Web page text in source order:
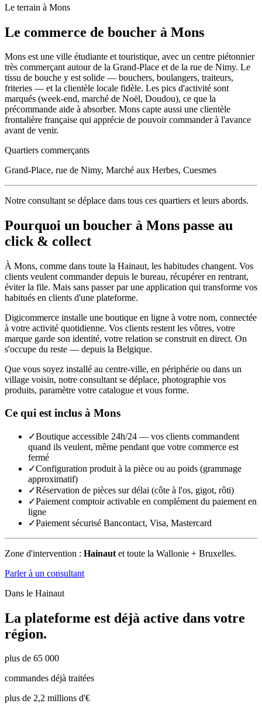
Le terrain à Mons
Le commerce de boucher à Mons
Mons est une ville étudiante et touristique, avec un centre piétonnier
très commerçant autour de la Grand-Place et de la rue de Nimy. Le
tissu de bouche y est solide — bouchers, boulangers, traiteurs,
friteries — et la clientèle locale fidèle. Les pics d'activité sont
marqués (week-end, marché de Noël, Doudou), ce que la
précommande aide à absorber. Mons capte aussi une clientèle
frontalière française qui apprécie de pouvoir commander à l'avance
avant de venir.
Quartiers commerçants
Grand-Place, rue de Nimy, Marché aux Herbes, Cuesmes
Notre consultant se déplace dans tous ces quartiers et leurs abords.
Pourquoi un boucher à Mons passe au
click & collect
À Mons, comme dans toute la Hainaut, les habitudes changent. Vos
clients veulent commander depuis le bureau, récupérer en rentrant,
éviter la file. Mais sans passer par une application qui transforme vos
habitués en clients d'une plateforme.
Digicommerce installe une boutique en ligne à votre nom, connectée
à votre activité quotidienne. Vos clients restent les vôtres, votre
marque garde son identité, votre relation se construit en direct. On
s'occupe du reste — depuis la Belgique.
Que vous soyez installé au centre-ville, en périphérie ou dans un
village voisin, notre consultant se déplace, photographie vos
produits, paramètre votre catalogue et vous forme.
Ce qui est inclus à Mons
✓Boutique accessible 24h/24 — vos clients commandent
quand ils veulent, même pendant que votre commerce est
fermé
✓Configuration produit à la pièce ou au poids (grammage
approximatif)
✓Réservation de pièces sur délai (côte à l'os, gigot, rôti)
✓Paiement comptoir activable en complément du paiement en
ligne
✓Paiement sécurisé Bancontact, Visa, Mastercard
Zone d'intervention : Hainaut et toute la Wallonie + Bruxelles.
Parler à un consultant
Dans le Hainaut
La plateforme est déjà active dans votre
région.
plus de 65 000
commandes déjà traitées
plus de 2,2 millions d'€